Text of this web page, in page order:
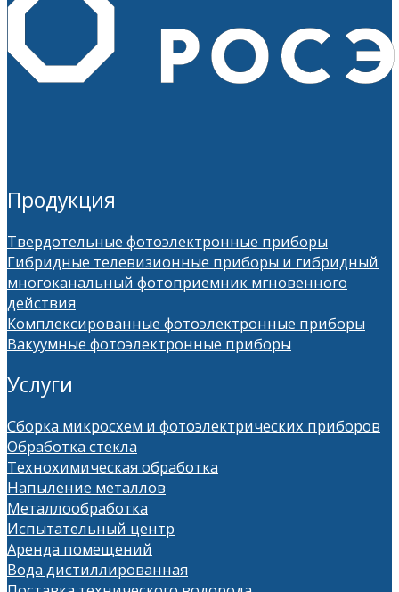
Продукция
Твердотельные фотоэлектронные приборы
Гибридные телевизионные приборы и гибридный
многоканальный фотоприемник мгновенного
действия
Комплексированные фотоэлектронные приборы
Вакуумные фотоэлектронные приборы
Услуги
Сборка микросхем и фотоэлектрических приборов
Обработка стекла
Технохимическая обработка
Напыление металлов
Металлообработка
Испытательный центр
Аренда помещений
Вода дистиллированная